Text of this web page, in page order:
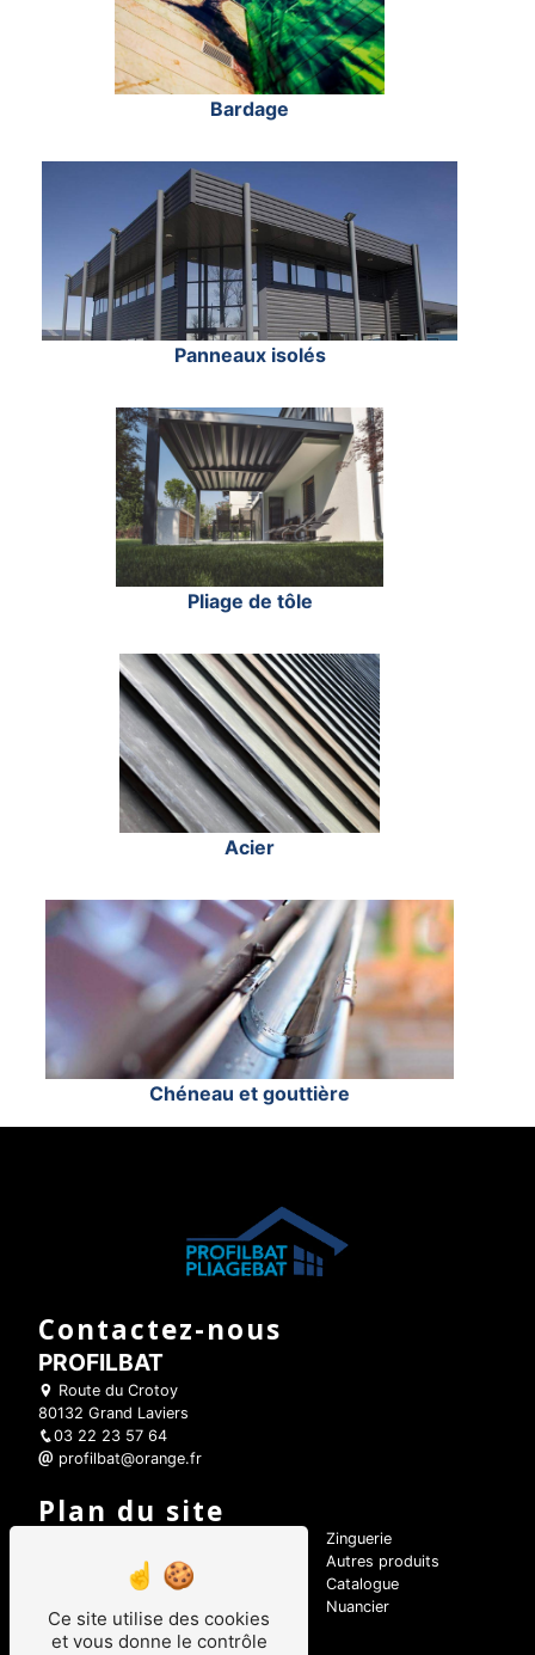
Bardage
Panneaux isolés
Pliage de tôle
Acier
Chéneau et gouttière
Contactez-nous
PROFILBAT
Route du Crotoy
80132 Grand Laviers
03 22 23 57 64
profilbat@orange.fr
Plan du site
Bac acier et panneaux sandwich
Bardage PVC
Zinguerie
Autres produits
Catalogue
Nuancier
Ce site utilise des cookies
et vous donne le contrôle